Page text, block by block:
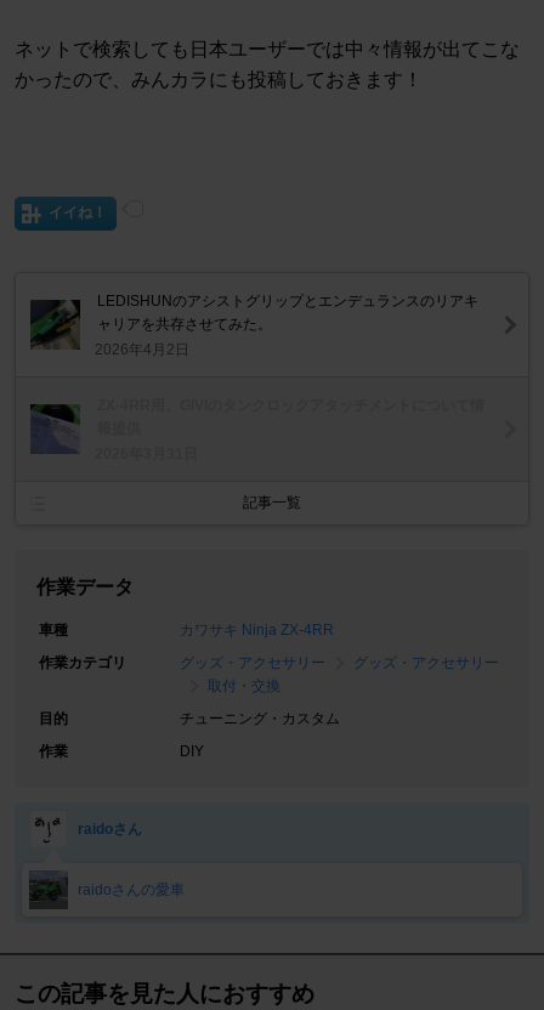
ネットで検索しても日本ユーザーでは中々情報が出てこな
かったので、みんカラにも投稿しておきます！
イイね！
LEDISHUNのアシストグリップとエンデュランスのリアキ
ャリアを共存させてみた。
2026年4月2日
記事一覧
作業データ
車種
カワサキ Ninja ZX-4RR
作業カテゴリ
グッズ・アクセサリー
グッズ・アクセサリー
取付・交換
目的
チューニング・カスタム
作業
DIY
raidoさん
raidoさんの愛車
この記事を見た人におすすめ